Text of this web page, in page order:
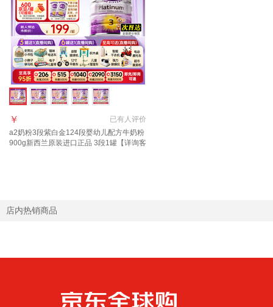
已有人评价
￥
a2奶粉3段紫白金124段婴幼儿配方牛奶粉
900g新西兰原装进口正品 3段1罐【详询客
店内热销商品